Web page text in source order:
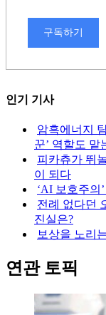
구독하기
인기 기사
암흑에너지
꾼’ 역할도 맡
피카츄가 뛰
이 되다
‘AI 보호주의
전례 없다던
진실은?
보상을 노리
연관 토픽